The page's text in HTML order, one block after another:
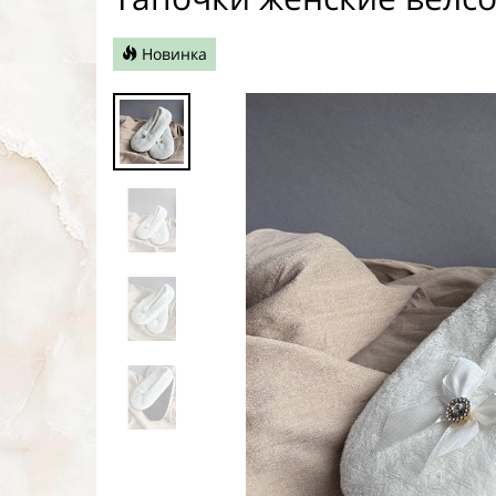
Новинка